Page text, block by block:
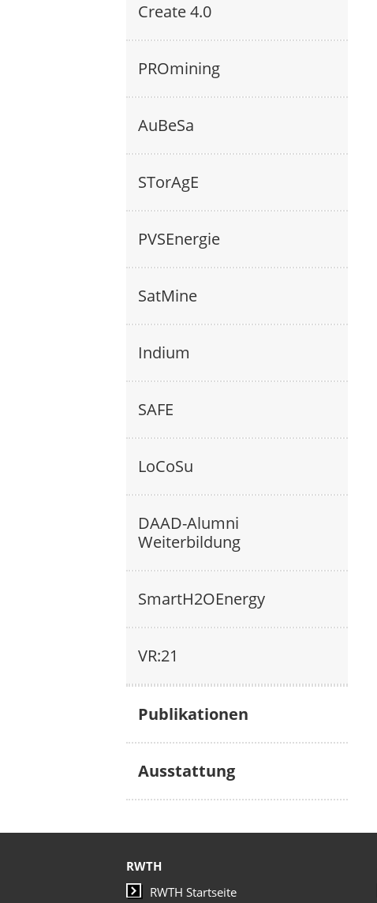
Create 4.0
PROmining
AuBeSa
STorAgE
PVSEnergie
SatMine
Indium
SAFE
LoCoSu
DAAD-Alumni
Weiterbildung
SmartH2OEnergy
VR:21
Publikationen
Ausstattung
RWTH
RWTH Startseite